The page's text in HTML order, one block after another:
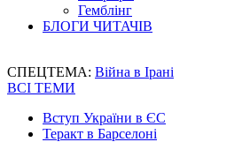
Гемблінг
БЛОГИ ЧИТАЧІВ
СПЕЦТЕМА: Війна в Ірані
ВСІ ТЕМИ
Вступ України в ЄС
Теракт в Барселоні